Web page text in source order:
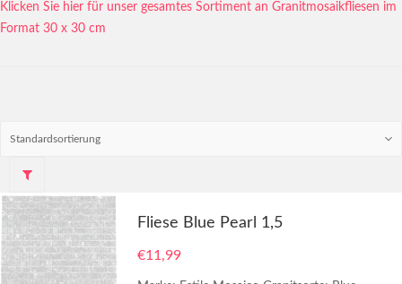
Klicken Sie hier für unser gesamtes Sortiment an Granitmosaikfliesen im
Format 30 x 30 cm
Fliese Blue Pearl 1,5
€11,99